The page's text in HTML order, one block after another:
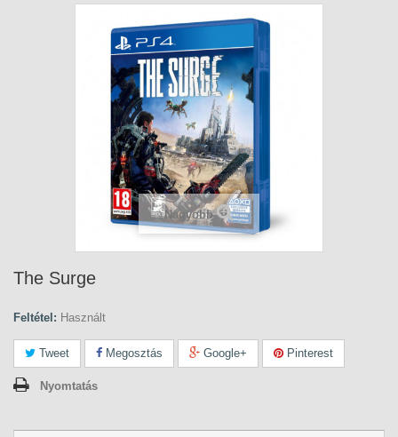
Nagyobb
The Surge
Feltétel: Használt
Tweet Megosztás Google+ Pinterest
Nyomtatás